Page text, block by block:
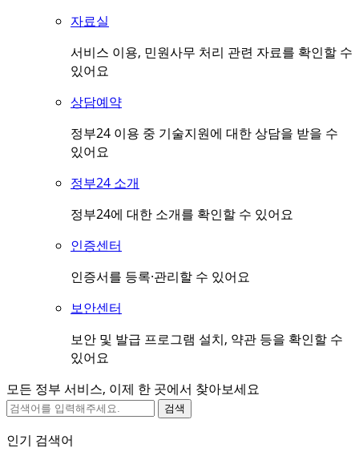
자료실
서비스 이용, 민원사무 처리 관련 자료를 확인할 수
있어요
상담예약
정부24 이용 중 기술지원에 대한 상담을 받을 수
있어요
정부24 소개
정부24에 대한 소개를 확인할 수 있어요
인증센터
인증서를 등록·관리할 수 있어요
보안센터
보안 및 발급 프로그램 설치, 약관 등을 확인할 수
있어요
모든 정부 서비스, 이제 한 곳에서 찾아보세요
검색
인기 검색어